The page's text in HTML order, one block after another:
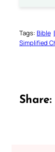
Tags: Bible
Simplified
Share: